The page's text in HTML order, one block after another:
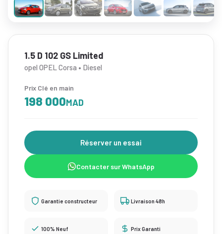
1.5 D 102 GS Limited
opel OPEL Corsa • Diesel
Prix Clé en main
198 000MAD
Réserver un essai
Contacter sur WhatsApp
Garantie constructeur Livraison 48h
100% Neuf Prix Garanti